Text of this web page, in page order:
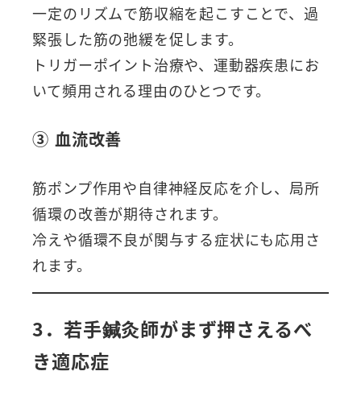
一定のリズムで筋収縮を起こすことで、過
緊張した筋の弛緩を促します。
トリガーポイント治療や、運動器疾患にお
いて頻用される理由のひとつです。
③ 血流改善
筋ポンプ作用や自律神経反応を介し、局所
循環の改善が期待されます。
冷えや循環不良が関与する症状にも応用さ
れます。
3．若手鍼灸師がまず押さえるべ
き適応症